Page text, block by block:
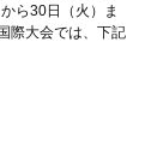
ら30日（火）ま
際大会では、下記